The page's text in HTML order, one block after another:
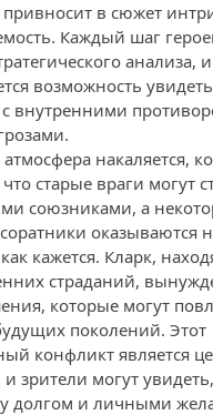
в сюжет
Каждый шаг
анализа,
возможность
с внутренними
накаляется,
старые враги могут
союзниками, а
оказываются
кажется. Кларк,
страданий,
которые могут
поколений. Этот
конфликт является
зрители могут
долгом и личными